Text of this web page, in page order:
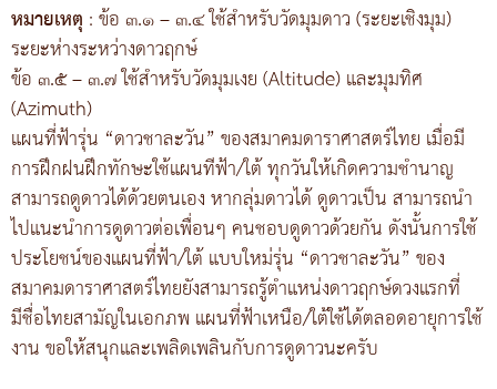
หมายเหตุ : ข้อ ๓.๑ – ๓.๔ ใช้สำหรับวัดมุมดาว (ระยะเชิงมุม)
ระยะห่างระหว่างดาวฤกษ์
ข้อ ๓.๕ – ๓.๗ ใช้สำหรับวัดมุมเงย (Altitude) และมุมทิศ
(Azimuth)
แผนที่ฟ้ารุ่น “ดาวชาละวัน” ของสมาคมดาราศาสตร์ไทย เมื่อมี
การฝึกฝนฝึกทักษะใช้แผนทีฟ้า/ใต้ ทุกวันให้เกิดความชำนาญ
สามารถดูดาวได้ด้วยตนเอง หากลุ่มดาวได้ ดูดาวเป็น สามารถนำ
ไปแนะนำการดูดาวต่อเพื่อนๆ คนชอบดูดาวด้วยกัน ดังนั้นการใช้
ประโยชน์ของแผนที่ฟ้า/ใต้ แบบใหม่รุ่น “ดาวชาละวัน” ของ
สมาคมดาราศาสตร์ไทยยังสามารถรู้ตำแหน่งดาวฤกษ์ดวงแรกที่
มีชื่อไทยสามัญในเอกภพ แผนที่ฟ้าเหนือ/ใต้ใช้ได้ตลอดอายุการใช้
งาน ขอให้สนุกและเพลิดเพลินกับการดูดาวนะครับ